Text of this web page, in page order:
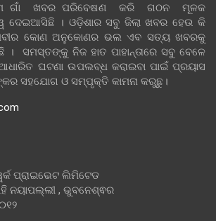
ଆମ ଗାଁ ଖବର ପରିବେଷଣ କରି ଗଠନ ମୂଳକ
ଦେଇଆସିଛି । ଓଡ଼ିଶାର ସବୁ ଜିଲା ଖବର ହେଉ କି
କୋଣ ଅନୁକୋଣର ଭଲ ଏବ ସତ୍ୟ ଖବରକୁ
। ସମସ୍ତଙ୍କୁ ନିଜ ହାତ ପାହାନ୍ତାରେ ସବୁ ବେଳେ
ଘଟଣା ଉପଲବ୍ଧ କରାଇବା ପାଇଁ ପ୍ରୟାସ
ସହଯୋଗ ଓ ସମ୍ପୃକ୍ତି କାମନା କରୁଛୁ।
ପ୍ରାଇଭେଟ ଲିମିଟେଡ
ନୟାପଲ୍ଲୀ , ଭୁବନେଶ୍ଵର